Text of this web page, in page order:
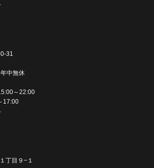
31
中無休
～22:00
丁目９−１